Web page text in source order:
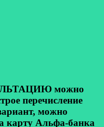
можно
перечисление
можно
карту Альфа-банка